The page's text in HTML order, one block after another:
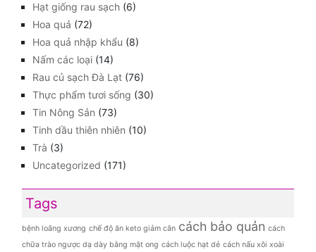
Hạt giống rau sạch (6)
Hoa quả (72)
Hoa quả nhập khẩu (8)
Nấm các loại (14)
Rau củ sạch Đà Lạt (76)
Thực phẩm tươi sống (30)
Tin Nông Sản (73)
Tinh dầu thiên nhiên (10)
Trà (3)
Uncategorized (171)
Tags
bệnh loãng xương chế độ ăn keto giảm cân cách bảo quản cách
chữa trào ngược dạ dày bằng mật ong cách luộc hạt dẻ cách nấu xôi xoài